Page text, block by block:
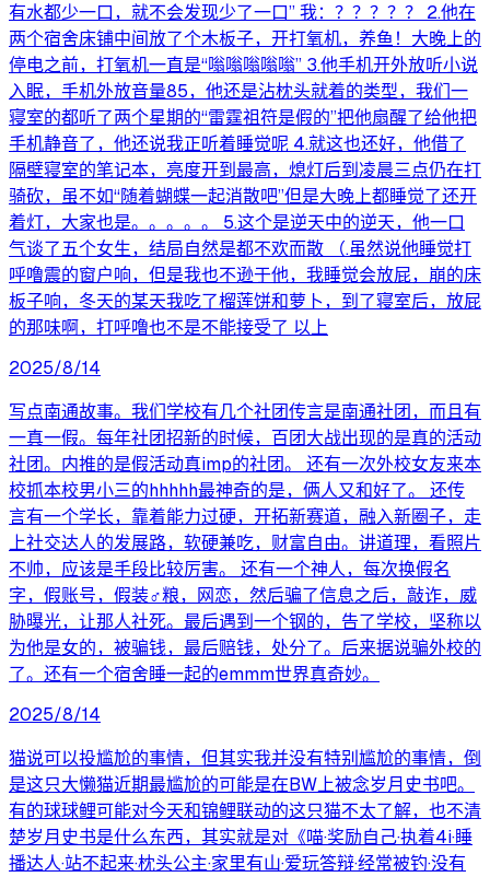
有水都少一口，就不会发现少了一口” 我：？？？？？ 2.他在
两个宿舍床铺中间放了个木板子，开打氧机，养鱼！大晚上的
停电之前，打氧机一直是“嗡嗡嗡嗡嗡” 3.他手机开外放听小说
入眠，手机外放音量85，他还是沾枕头就着的类型，我们一
寝室的都听了两个星期的“雷霆祖符是假的”把他扇醒了给他把
手机静音了，他还说我正听着睡觉呢 4.就这也还好，他借了
隔壁寝室的笔记本，亮度开到最高，熄灯后到凌晨三点仍在打
骑砍，虽不如“随着蝴蝶一起消散吧”但是大晚上都睡觉了还开
着灯，大家也是。。。。。 5.这个是逆天中的逆天，他一口
气谈了五个女生，结局自然是都不欢而散 （.虽然说他睡觉打
呼噜震的窗户响，但是我也不逊于他，我睡觉会放屁，崩的床
板子响，冬天的某天我吃了榴莲饼和萝卜，到了寝室后，放屁
的那味啊，打呼噜也不是不能接受了 以上
2025/8/14
写点南通故事。我们学校有几个社团传言是南通社团，而且有
一真一假。每年社团招新的时候，百团大战出现的是真的活动
社团。内推的是假活动真imp的社团。 还有一次外校女友来本
校抓本校男小三的hhhhh最神奇的是，俩人又和好了。 还传
言有一个学长，靠着能力过硬，开拓新赛道，融入新圈子，走
上社交达人的发展路，软硬兼吃，财富自由。讲道理，看照片
不帅，应该是手段比较厉害。 还有一个神人，每次换假名
字，假账号，假装♂粮，网恋，然后骗了信息之后，敲诈，威
胁曝光，让那人社死。最后遇到一个钢的，告了学校，坚称以
为他是女的，被骗钱，最后赔钱，处分了。后来据说骗外校的
了。还有一个宿舍睡一起的emmm世界真奇妙。
2025/8/14
猫说可以投尴尬的事情，但其实我并没有特别尴尬的事情，倒
是这只大懒猫近期最尴尬的可能是在BW上被念岁月史书吧。
有的球球鲤可能对今天和锦鲤联动的这只猫不太了解，也不清
楚岁月史书是什么东西，其实就是对《喵·奖励自己·执着4i·睡
播达人·站不起来·枕头公主·家里有山·爱玩答辩·经常被钓·没有